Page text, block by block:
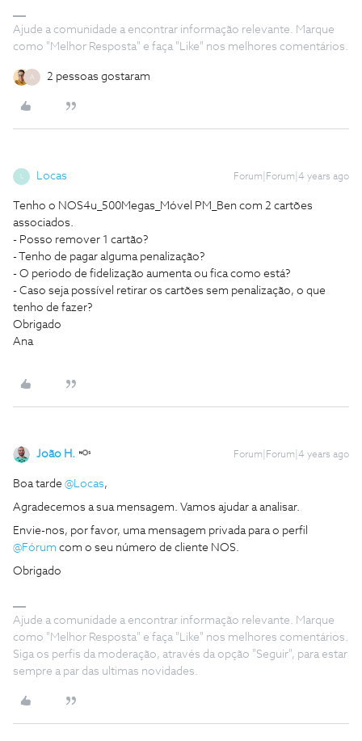
Ajude a comunidade a encontrar informação relevante. Marque
como "Melhor Resposta" e faça "Like" nos melhores comentários.
A 2 pessoas gostaram
Locas Forum|Forum|4 years ago
Tenho o NOS4u_500Megas_Móvel PM_Ben com 2 cartões
associados.
- Posso remover 1 cartão?
- Tenho de pagar alguma penalização?
- O periodo de fidelização aumenta ou fica como está?
- Caso seja possível retirar os cartões sem penalização, o que
tenho de fazer?
Obrigado
Ana
João H. Forum|Forum|4 years ago
Boa tarde @Locas,
Agradecemos a sua mensagem. Vamos ajudar a analisar.
Envie-nos, por favor, uma mensagem privada para o perfil
@Fórum com o seu número de cliente NOS.
Obrigado
Ajude a comunidade a encontrar informação relevante. Marque
como "Melhor Resposta" e faça "Like" nos melhores comentários.
Siga os perfis da moderação, através da opção "Seguir", para estar
sempre a par das ultimas novidades.